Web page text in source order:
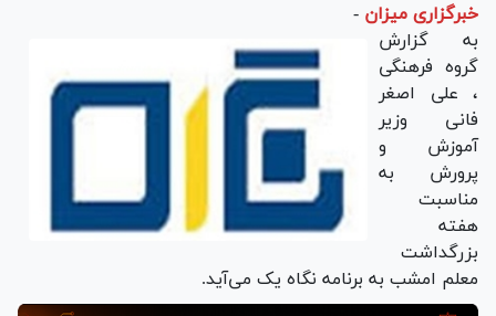
خبرگزاری میزان -
به گزارش
گروه فرهنگی
، علی اصغر
فانی وزیر
آموزش و
پرورش به
مناسبت
هفته
بزرگداشت
معلم امشب به برنامه نگاه یک می‌آید.